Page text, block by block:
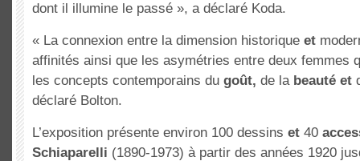
dont il illumine le passé », a déclaré Koda.
« La connexion entre la dimension historique et
affinités ainsi que les asymétries entre deux femmes
les concepts contemporains du goût, de la beauté et
déclaré Bolton.
L’exposition présente environ 100 dessins et 40
Schiaparelli (1890-1973) à partir des années 1920